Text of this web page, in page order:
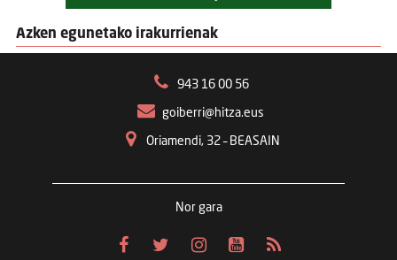
Azken egunetako irakurrienak
943 16 00 56
goiberri@hitza.eus
Oriamendi, 32 – BEASAIN
Nor gara